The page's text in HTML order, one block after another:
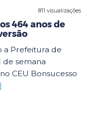
811 visualizações
464 anos de
a Prefeitura de
semana
CEU Bonsucesso